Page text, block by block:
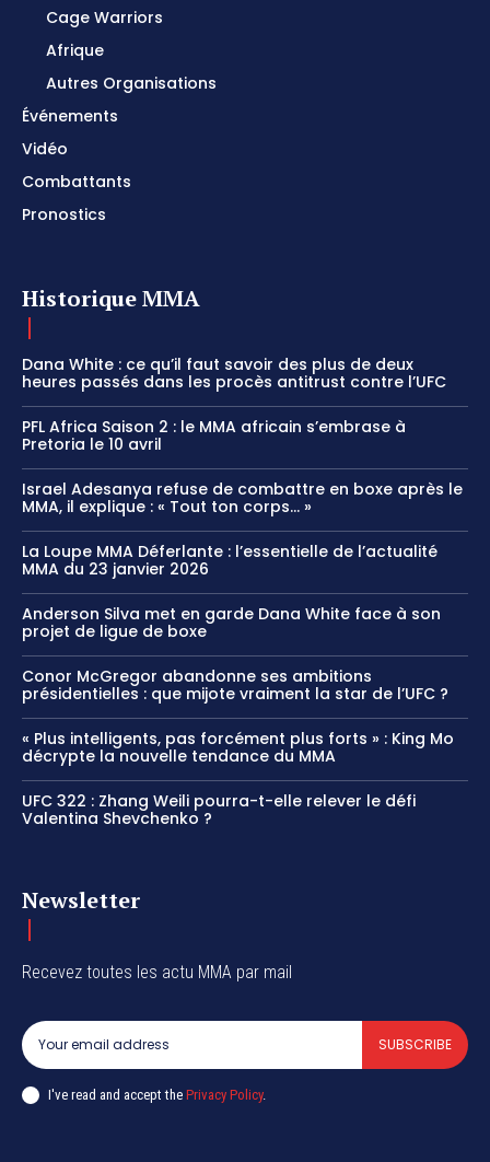
Cage Warriors
Afrique
Autres Organisations
Événements
Vidéo
Combattants
Pronostics
Historique MMA
Dana White : ce qu’il faut savoir des plus de deux
heures passés dans les procès antitrust contre l’UFC
PFL Africa Saison 2 : le MMA africain s’embrase à
Pretoria le 10 avril
Israel Adesanya refuse de combattre en boxe après le
MMA, il explique : « Tout ton corps… »
La Loupe MMA Déferlante : l’essentielle de l’actualité
MMA du 23 janvier 2026
Anderson Silva met en garde Dana White face à son
projet de ligue de boxe
Conor McGregor abandonne ses ambitions
présidentielles : que mijote vraiment la star de l’UFC ?
« Plus intelligents, pas forcément plus forts » : King Mo
décrypte la nouvelle tendance du MMA
UFC 322 : Zhang Weili pourra-t-elle relever le défi
Valentina Shevchenko ?
Newsletter
Recevez toutes les actu MMA par mail
SUBSCRIBE
I've read and accept the Privacy Policy.